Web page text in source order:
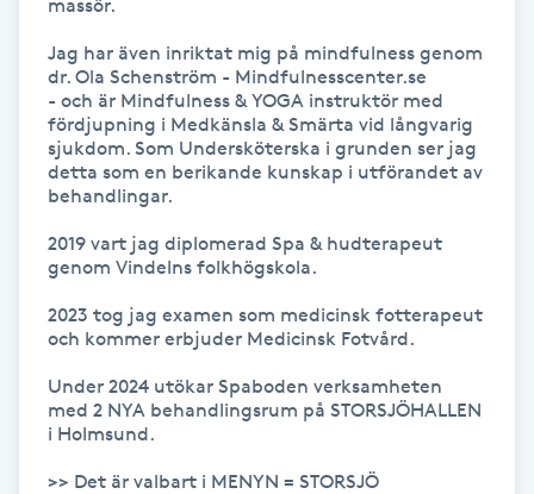
Hatha Yoga
Headspa
Healing
Herrklippning
HIFU
Hollywood Peel
massör.
Jag har även inriktat mig på mindfulness genom
dr. Ola Schenström - Mindfulnesscenter.se
- och är Mindfulness & YOGA instruktör med
fördjupning i Medkänsla & Smärta vid långvarig
sjukdom. Som Undersköterska i grunden ser jag
detta som en berikande kunskap i utförandet av
behandlingar.
2019 vart jag diplomerad Spa & hudterapeut
genom Vindelns folkhögskola.
2023 tog jag examen som medicinsk fotterapeut
och kommer erbjuder Medicinsk Fotvård.
Under 2024 utökar Spaboden verksamheten
med 2 NYA behandlingsrum på STORSJÖHALLEN
i Holmsund.
>> Det är valbart i MENYN = STORSJÖ